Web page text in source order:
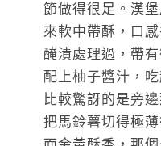
節做得很足。漢
來軟中帶酥，口
醃漬處理過，帶
配上柚子醬汁，
比較驚訝的是旁
把馬鈴薯切得極